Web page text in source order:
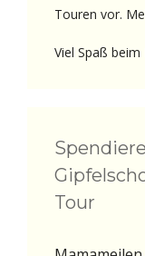
Touren vor.
Viel Spaß
Tour